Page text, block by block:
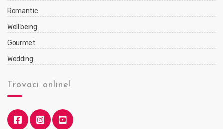
Romantic
Well being
Gourmet
Wedding
Trovaci online!